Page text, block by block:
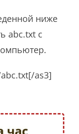
ниже
abc.txt с
as3]